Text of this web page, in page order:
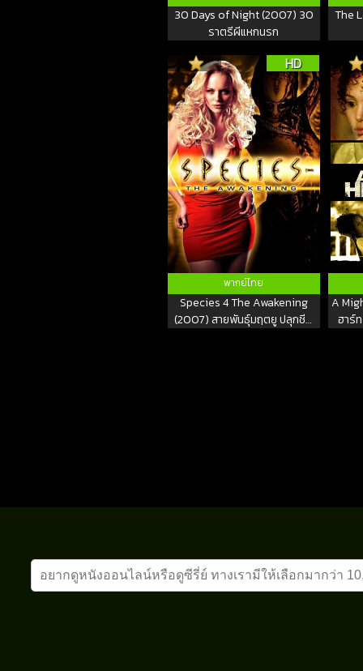
30 Days of Night (2007) 30
ราตรีผีแหกนรก
The
HD
พากย์ไทย
Species 4 The Awakening
(2007) สายพันธุ์มฤตยู ปลุกชีพ
A
ฮาร์